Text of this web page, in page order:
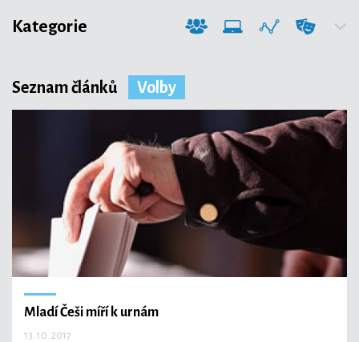
Kategorie
Společnost
Technologie
Ekonomika a byznys
Seznam článků Volby
Mladí Češi míří k urnám
13. 10. 2017